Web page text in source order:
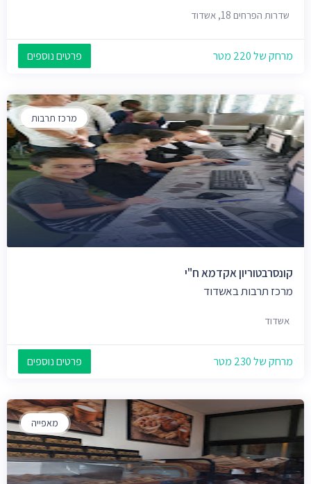
שדרות הפרחים 18, אשדוד
מרחק של 220 מטר פרטים נוספים
מרכז תרבות
קונסרבטוריון אקדמא ח"י
מרכז תרבות באשדוד
אשדוד
מרחק של 230 מטר פרטים נוספים
מאפייה